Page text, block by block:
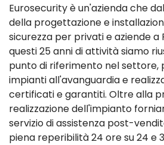
Eurosecurity è un'azienda che
della progettazione e
sicurezza per privati e aziende a
questi 25 anni di attività siamo
punto di riferimento nel
impianti all'avanguardia e
certificati e garantiti. Oltre alla
realizzazione dell'impianto
servizio di assistenza post-
piena reperibilità 24 ore su 24 e